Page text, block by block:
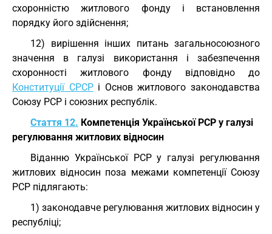
схоронністю житлового фонду і встановлення
порядку його здійснення;
12) вирішення інших питань загальносоюзного
значення в галузі використання і забезпечення
схоронності житлового фонду відповідно до
Конституції СРСРі Основ житлового законодавства
Союзу РСР і союзних республік.
Стаття 12. Компетенція Української РСР у галузі
регулювання житлових відносин
Віданню Української РСР у галузі регулювання
житлових відносин поза межами компетенції Союзу
РСР підлягають:
1) законодавче регулювання житлових відносин у
республіці;